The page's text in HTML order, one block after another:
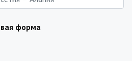
форма